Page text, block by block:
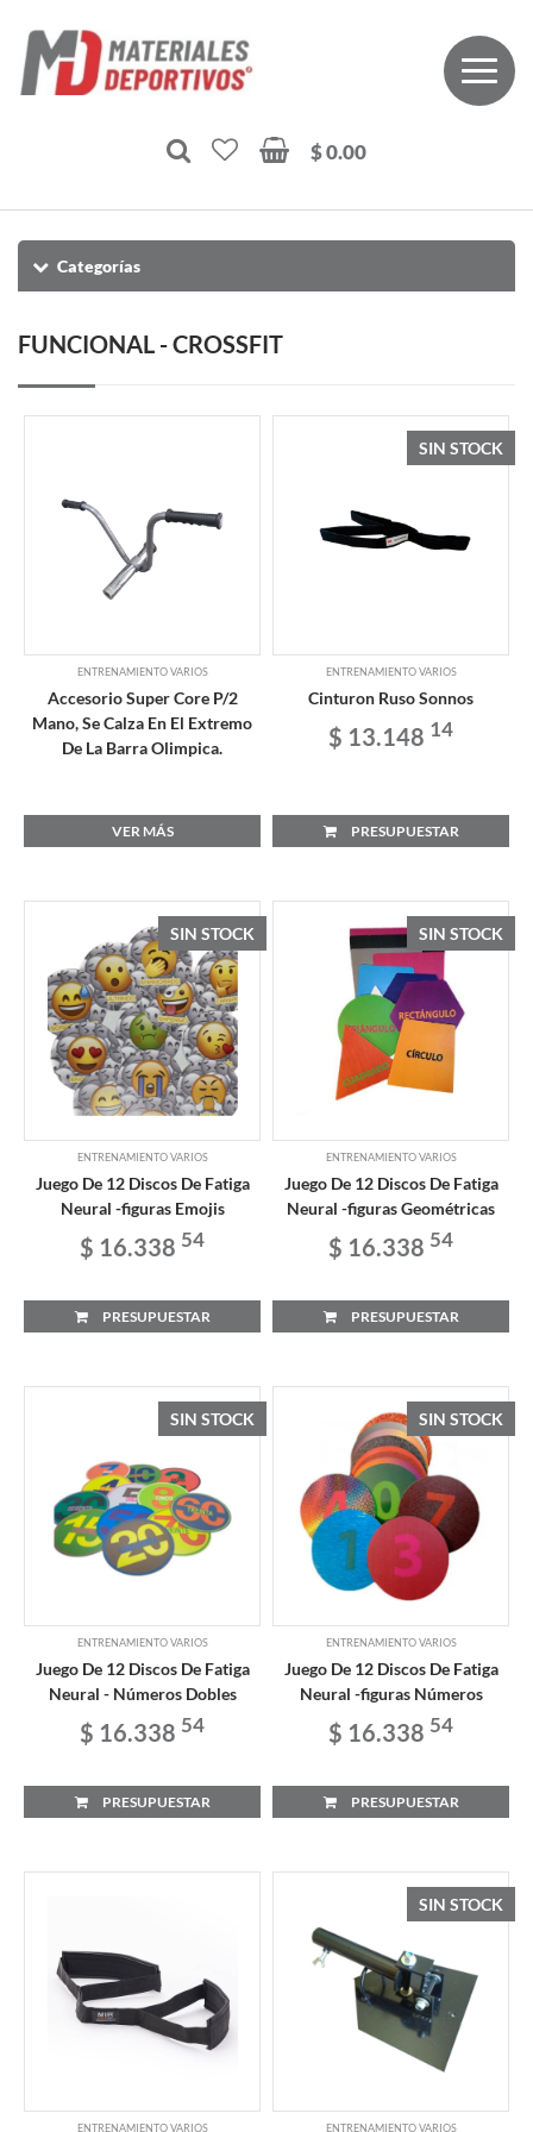
$ 0.00
Categorías
FUNCIONAL - CROSSFIT
ENTRENAMIENTO VARIOS
Accesorio Super Core P/2
Mano, Se Calza En El Extremo
De La Barra Olimpica.
VER MÁS
SIN STOCK
ENTRENAMIENTO VARIOS
Cinturon Ruso Sonnos
$ 13.148 14
PRESUPUESTAR
SIN STOCK
ENTRENAMIENTO VARIOS
Juego De 12 Discos De Fatiga
Neural -figuras Emojis
$ 16.338 54
PRESUPUESTAR
SIN STOCK
ENTRENAMIENTO VARIOS
Juego De 12 Discos De Fatiga
Neural -figuras Geométricas
$ 16.338 54
PRESUPUESTAR
SIN STOCK
ENTRENAMIENTO VARIOS
Juego De 12 Discos De Fatiga
Neural - Números Dobles
$ 16.338 54
PRESUPUESTAR
SIN STOCK
ENTRENAMIENTO VARIOS
Juego De 12 Discos De Fatiga
Neural -figuras Números
$ 16.338 54
PRESUPUESTAR
ENTRENAMIENTO VARIOS
SIN STOCK
ENTRENAMIENTO VARIOS